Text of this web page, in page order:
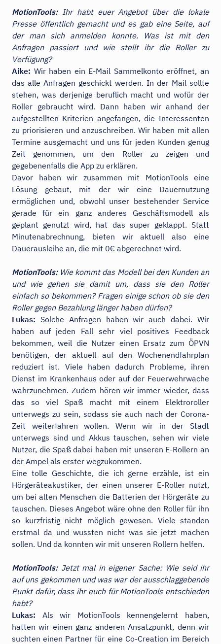
MotionTools: Ihr habt euer Angebot über die lokale
Presse öffentlich gemacht und es gab eine Seite, auf
der man sich anmelden konnte. Was ist mit den
Anfragen passiert und wie stellt ihr die Roller zu
Verfügung?
Aike: Wir haben ein E-Mail Sammelkonto eröffnet, an
das alle Anfragen geschickt werden. In der Mail sollte
stehen, was derjenige beruflich macht und wofür der
Roller gebraucht wird. Dann haben wir anhand der
aufgestellten Kriterien angefangen, die Interessenten
zu priorisieren und anzuschreiben. Wir haben mit allen
Termine ausgemacht und uns für jeden Kunden genug
Zeit genommen, um den Roller zu zeigen und
gegebenenfalls die App zu erklären.
Davor haben wir zusammen mit MotionTools eine
Lösung gebaut, mit der wir eine Dauernutzung
ermöglichen und, obwohl unser bestehender Service
gerade für ein ganz anderes Geschäftsmodell als
geplant genutzt wird, hat das super geklappt. Statt
Minutenabrechnung, bieten wir aktuell also eine
Dauerausleihe an, die mit 0€ abgerechnet wird.
MotionTools: Wie kommt das Modell bei den Kunden an
und wie gehen sie damit um, dass sie den Roller
einfach so bekommen? Fragen einige schon ob sie den
Roller gegen Bezahlung länger haben dürfen?
Lukas: Solche Anfragen haben wir auch dabei. Wir
haben auf jeden Fall sehr viel positives Feedback
bekommen, weil die Nutzer einen Ersatz zum ÖPVN
benötigen, der aktuell auf den Wochenendfahrplan
reduziert ist. Viele haben dadurch Probleme, ihren
Dienst im Krankenhaus oder auf der Feuerwehrwache
wahrzunehmen. Zudem hören wir immer wieder, dass
das so viel Spaß macht mit einem Elektroroller
unterwegs zu sein, sodass sie auch nach der Corona-
Zeit weiterfahren wollen. Wenn wir in der Stadt
unterwegs sind und Akkus tauschen, sehen wir viele
Nutzer, die Spaß dabei haben mit unseren E-Rollern an
der Ampel als erster wegzukommen.
Eine tolle Geschichte, die ich gerne erzähle, ist ein
Hörgeräteakustiker, der einen unserer E-Roller nutzt,
um bei alten Menschen die Batterien der Hörgeräte zu
tauschen. Dieses Angebot wäre ohne den Roller für ihn
so kurzfristig nicht möglich gewesen. Viele standen
erstmal da und wussten nicht was sie jetzt machen
sollen. Und da konnten wir mit unseren Rollern helfen.
MotionTools: Jetzt mal in eigener Sache: Wie seid ihr
auf uns gekommen und was war der ausschlaggebende
Punkt dafür, dass ihr euch für MotionTools entschieden
habt?
Lukas: Als wir MotionTools kennengelernt haben,
hatten wir einen ganz anderen Ansatzpunkt, denn wir
suchten einen Partner für eine Co-Creation im Bereich